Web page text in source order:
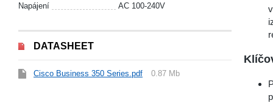
Napájení AC 100-240V
DATASHEET
Cisco Business 350 Series.pdf 0.87 Mb